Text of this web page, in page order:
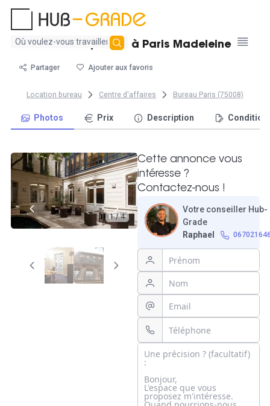
Aucun
trouvé
Bureau 2 postes à Paris Madeleine
Partager Ajouter aux favoris
Location bureau Centre d'affaires Bureau Paris (75008)
Photos Prix Description
1 / 4
Cette annonce vous
intéresse ?
Contactez-nous !
Votre conseiller Hub-
Grade
Raphael